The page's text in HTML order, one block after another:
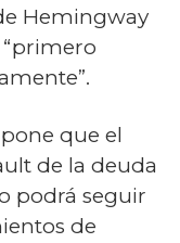
Hemingway
que el
de la deuda
podrá seguir
de